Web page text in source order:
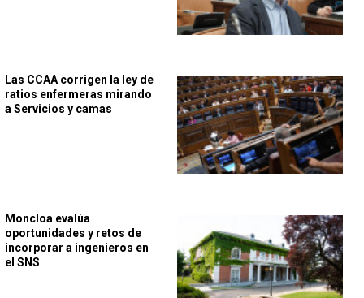
Las CCAA corrigen la ley de
ratios enfermeras mirando
a Servicios y camas
Moncloa evalúa
oportunidades y retos de
incorporar a ingenieros en
el SNS